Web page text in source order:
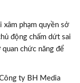
xâm phạm quyền sở
động chấm dứt sai
quan chức năng để
ty BH Media